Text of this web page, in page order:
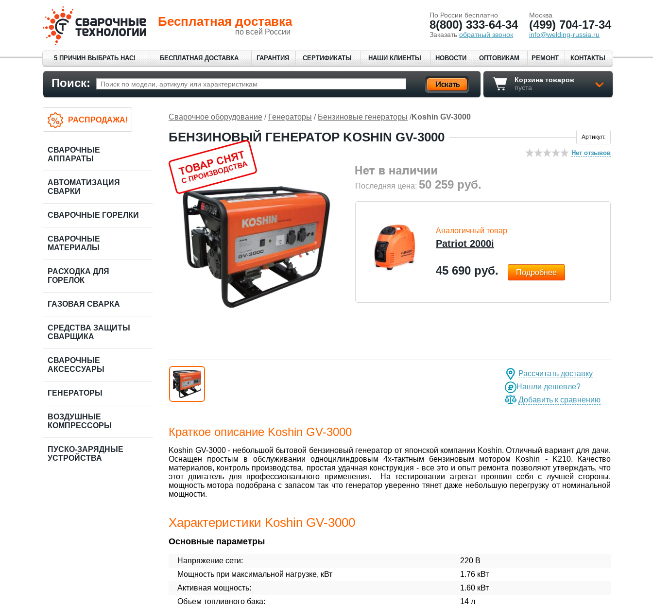
Бесплатная доставка
по всей России
По России бесплатно
8(800) 333-64-34
Заказать обратный звонок
Москва
(499) 704-17-34
info@welding-russia.ru
5 ПРИЧИН ВЫБРАТЬ НАС! БЕСПЛАТНАЯ ДОСТАВКА ГАРАНТИЯ СЕРТИФИКАТЫ НАШИ КЛИЕНТЫ НОВОСТИ ОПТОВИКАМ РЕМОНТ КОНТАКТЫ
Поиск:
Корзина товаров
пуста
Сварочное оборудование / Генераторы / Бензиновые генераторы /Koshin GV-3000
БЕНЗИНОВЫЙ ГЕНЕРАТОР KOSHIN GV-3000
Нет отзывов
Артикул:
Последняя цена: 50 259 руб.
Аналогичный товар
Patriot 2000i
45 690 руб. Подробнее
Рассчитать доставку
Нашли дешевле?
Добавить к сравнению
Краткое описание Koshin GV-3000
Koshin GV-3000 - небольшой бытовой бензиновый генератор от японской компании Koshin. Отличный вариант для дачи.
Оснащен простым в обслуживании одноцилиндровым 4х-тактным бензиновым мотором Koshin - K210. Качество
материалов, контроль производства, простая удачная конструкция - все это и опыт ремонта позволяют утверждать, что
этот двигатель для профессионального применения. На тестировании агрегат проявил себя с лучшей стороны,
мощность мотора подобрана с запасом так что генератор уверенно тянет даже небольшую перегрузку от номинальной
мощности.
Характеристики Koshin GV-3000
Основные параметры
Напряжение сети:
220 В
Мощность при максимальной нагрузке, кВт
1.76 кВт
Активная мощность:
1.60 кВт
Объем топливного бака:
14 л
РАСПРОДАЖА!
СВАРОЧНЫЕ
АППАРАТЫ
АВТОМАТИЗАЦИЯ
СВАРКИ
СВАРОЧНЫЕ ГОРЕЛКИ
СВАРОЧНЫЕ
МАТЕРИАЛЫ
РАСХОДКА ДЛЯ
ГОРЕЛОК
ГАЗОВАЯ СВАРКА
СРЕДСТВА ЗАЩИТЫ
СВАРЩИКА
СВАРОЧНЫЕ
АКСЕССУАРЫ
ГЕНЕРАТОРЫ
ВОЗДУШНЫЕ
КОМПРЕССОРЫ
ПУСКО-ЗАРЯДНЫЕ
УСТРОЙСТВА